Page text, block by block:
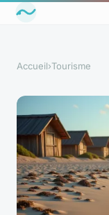
Accueil›Tourisme